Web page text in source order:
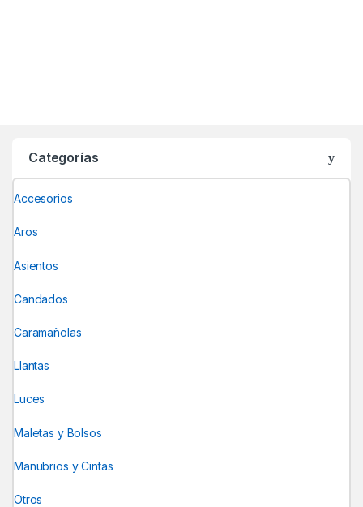
Categorías
Accesorios
Aros
Asientos
Candados
Caramañolas
Llantas
Luces
Maletas y Bolsos
Manubrios y Cintas
Otros